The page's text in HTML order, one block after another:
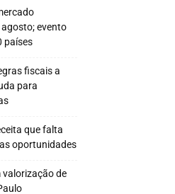
evento
países
fiscais a
para
que falta
oportunidades
de